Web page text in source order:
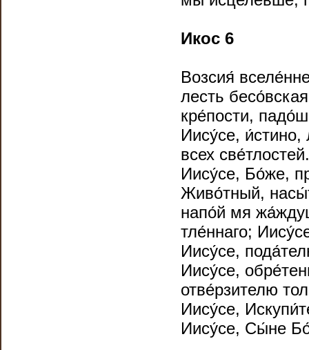
Икос 6
Возсия́
лесть
кре́пости,
Иису́се,
всех
Иису́се, Бо́же,
Живо́тный,
напо́й мя
тле́ннаго;
Иису́се,
Иису́се,
отве́рзителю
Иису́се,
Иису́се, Сы́не